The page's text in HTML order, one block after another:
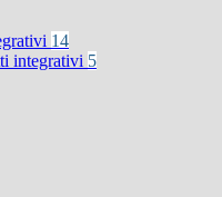
14
integrativi 5